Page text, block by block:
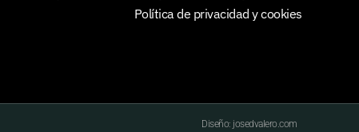
Política de privacidad y cookies
Diseño: josedvalero.com